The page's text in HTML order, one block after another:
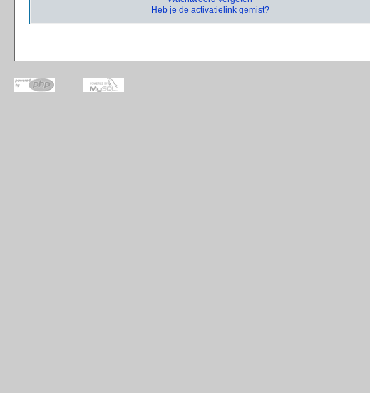
Heb je de activatielink gemist?